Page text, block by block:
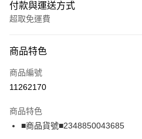
付款與運送方式
超取免運費
信用卡一次付款
超商取貨付款
Apple Pay
商品特色
商品編號
11262170
商品特色
■商品貨號■2348850043685